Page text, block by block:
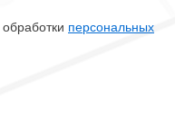
персональных